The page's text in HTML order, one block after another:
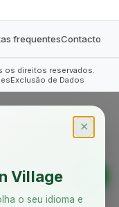
frequentesContacto
os direitos reservados.
Exclusão de Dados
✕
Village
o seu idioma e